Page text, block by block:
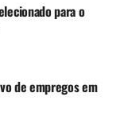
para o
de empregos em